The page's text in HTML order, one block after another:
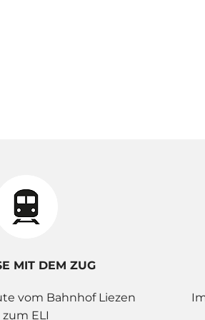
MIT DEM ZUG
vom Bahnhof Liezen
zum ELI